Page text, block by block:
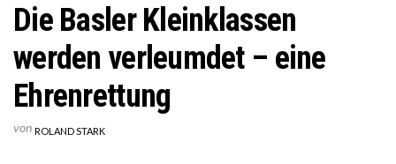
Die Basler Kleinklassen
werden verleumdet – eine
Ehrenrettung
von ROLAND STARK